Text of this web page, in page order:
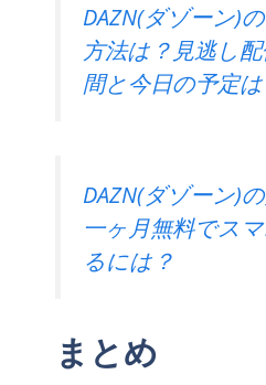
DAZN(ダゾーン)
方法は？見逃し
間と今日の予定
DAZN(ダゾーン)
一ヶ月無料でス
るには？
まとめ